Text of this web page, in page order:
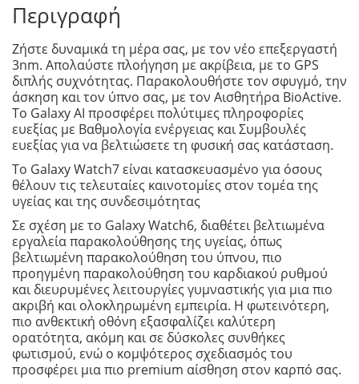
Περιγραφή
Ζήστε δυναμικά τη μέρα σας, με τον νέο επεξεργαστή
3nm. Απολαύστε πλοήγηση με ακρίβεια, με το GPS
διπλής συχνότητας. Παρακολουθήστε τον σφυγμό, την
άσκηση και τον ύπνο σας, με τον Αισθητήρα BioActive.
Το Galaxy AI προσφέρει πολύτιμες πληροφορίες
ευεξίας με Βαθμολογία ενέργειας και Συμβουλές
ευεξίας για να βελτιώσετε τη φυσική σας κατάσταση.
Το Galaxy Watch7 είναι κατασκευασμένο για όσους
θέλουν τις τελευταίες καινοτομίες στον τομέα της
υγείας και της συνδεσιμότητας
Σε σχέση με το Galaxy Watch6, διαθέτει βελτιωμένα
εργαλεία παρακολούθησης της υγείας, όπως
βελτιωμένη παρακολούθηση του ύπνου, πιο
προηγμένη παρακολούθηση του καρδιακού ρυθμού
και διευρυμένες λειτουργίες γυμναστικής για μια πιο
ακριβή και ολοκληρωμένη εμπειρία. Η φωτεινότερη,
πιο ανθεκτική οθόνη εξασφαλίζει καλύτερη
ορατότητα, ακόμη και σε δύσκολες συνθήκες
φωτισμού, ενώ ο κομψότερος σχεδιασμός του
προσφέρει μια πιο premium αίσθηση στον καρπό σας.